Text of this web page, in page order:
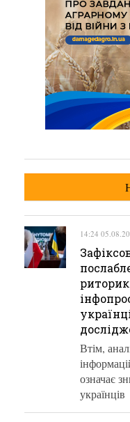
14:24
Втім,
означає
українців